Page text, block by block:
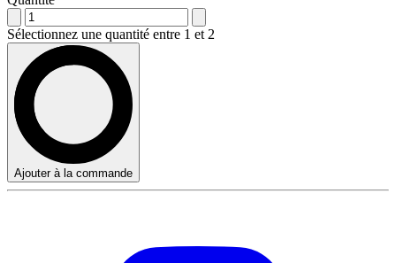
Sélectionnez une quantité entre 1 et 2
Ajouter à la commande